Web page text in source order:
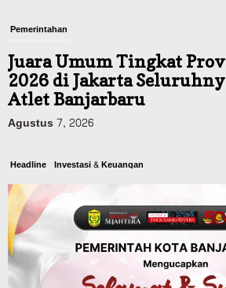
Pemerintahan
Juara Umum Tingkat
2026 di Jakarta
Atlet Banjarbaru
Agustus 7, 2026
Headline Investasi & Keuangan
KUA-PPAS 2027
Miliar, Pendapatan 1,2
1,37 Triliun, Tutup
SiLPA
Agustus 7, 2026